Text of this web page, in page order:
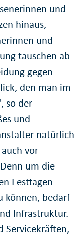
und
hinaus,
und
tauschen ab
gegen
den man im
so der
und
natürlich
vor
um die
Festtagen
können, bedarf
Infrastruktur.
Servicekräften,